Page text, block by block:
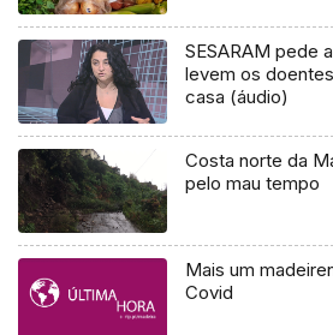
SESARAM pede
levem os
casa (áudio)
Costa norte da
pelo mau tempo
Mais um
Covid